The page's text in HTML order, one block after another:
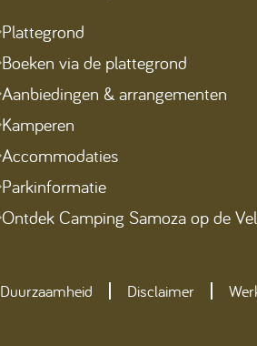
Plattegrond
Boeken via de plattegrond
Aanbiedingen & arrangementen
Kamperen
Accommodaties
Parkinformatie
Ontdek Camping Samoza op de
Duurzaamheid Disclaimer